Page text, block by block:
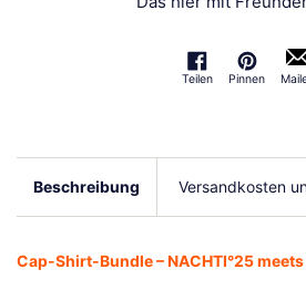
Teilen
Pinnen
Beschreibung Versandkosten
Cap-Shirt-Bundle – NACHTI°25